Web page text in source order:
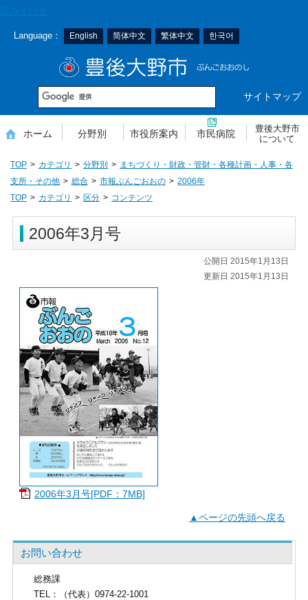
Language： English 简体中文 繁体中文 한국어
サイトマップ
ホーム 分野別 市役所案内 市民病院
豊後大野市
について
TOP カテゴリ 分野別
まちづくり・財政・管財・各種計画・人事・各
支所・その他
総合 市報ぶんごおおの
2006年
TOP
カテゴリ 区分 コンテンツ
2006年3月号
公開日 2015年1月13日
更新日 2015年1月13日
2006年3月号[PDF：7MB]
▲ページの先頭へ戻る
お問い合わせ
総務課
TEL ：（代表）0974-22-1001